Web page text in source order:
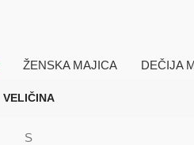
ŽENSKA MAJICA DEČIJA
VELIČINA
S